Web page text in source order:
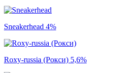
Sneakerhead 4%
Roxy-russia (Рокси) 5,6%